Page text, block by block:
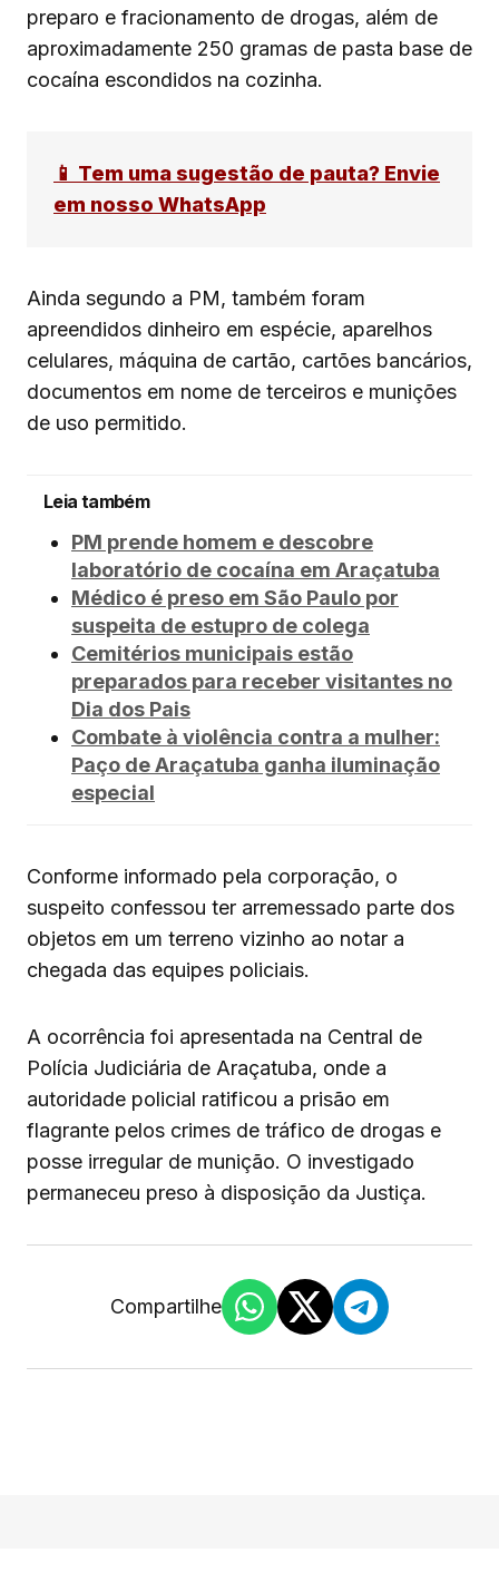
preparo e fracionamento de drogas, além de
aproximadamente 250 gramas de pasta base de
cocaína escondidos na cozinha.
📱 Tem uma sugestão de pauta? Envie
em nosso WhatsApp
Ainda segundo a PM, também foram
apreendidos dinheiro em espécie, aparelhos
celulares, máquina de cartão, cartões bancários,
documentos em nome de terceiros e munições
de uso permitido.
Leia também
PM prende homem e descobre
laboratório de cocaína em Araçatuba
Médico é preso em São Paulo por
suspeita de estupro de colega
Cemitérios municipais estão
preparados para receber visitantes no
Dia dos Pais
Combate à violência contra a mulher:
Paço de Araçatuba ganha iluminação
especial
Conforme informado pela corporação, o
suspeito confessou ter arremessado parte dos
objetos em um terreno vizinho ao notar a
chegada das equipes policiais.
A ocorrência foi apresentada na Central de
Polícia Judiciária de Araçatuba, onde a
autoridade policial ratificou a prisão em
flagrante pelos crimes de tráfico de drogas e
posse irregular de munição. O investigado
permaneceu preso à disposição da Justiça.
Compartilhe